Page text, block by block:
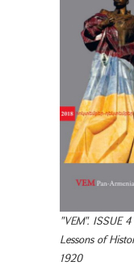
"VEM". ISSUE
Lessons of
1920